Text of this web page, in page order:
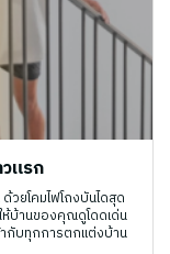
แรก
วยโคมไฟโถงบันไดสุด
ห้บ้านของคุณดูโดดเด่น
ข้ากับทุกการตกแต่งบ้าน